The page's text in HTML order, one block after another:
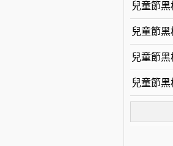
兒童節
兒童節
兒童節黑
兒童節